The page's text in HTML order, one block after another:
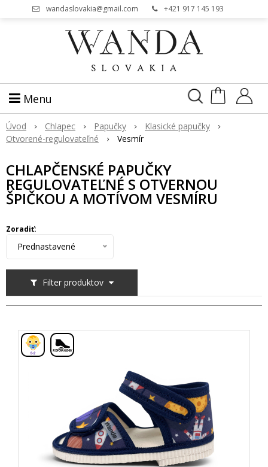
wandaslovakia@gmail.com +421 917 145 193
Menu
Úvod Chlapec Papučky
Klasické papučky
Otvorené-regulovateľné
Vesmír
CHLAPČENSKÉ PAPUČKY
REGULOVATEĽNÉ S OTVERNOU
PIČKOU A MOTÍVOM VESMÍRU
Filter produktov
Zoradiť:
Prednastavené